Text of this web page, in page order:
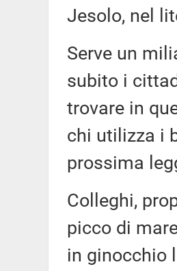
Jesolo, nel
Serve un
subito i
trovare in
chi utilizza i
prossima
Colleghi,
picco di
in ginocchio